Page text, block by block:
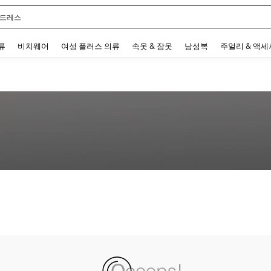
레스
비치웨어 여성 플러스 의류 속옷 & 잠옷 남성복 주얼리 & 액세